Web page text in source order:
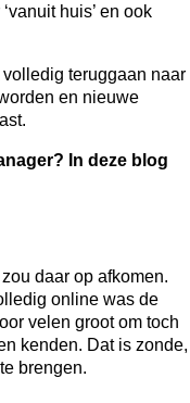
huis’ en ook
teruggaan naar
en nieuwe
In deze blog
daar op afkomen.
online was de
velen groot om toch
kenden. Dat is zonde,
brengen.